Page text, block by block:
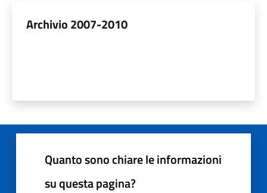
Archivio 2007-2010
Quanto sono chiare le informazioni
su questa pagina?